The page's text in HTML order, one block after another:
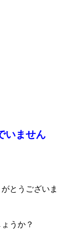
いません
とうございま
うか？